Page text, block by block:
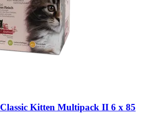
Classic Kitten Multipack II 6 x 85